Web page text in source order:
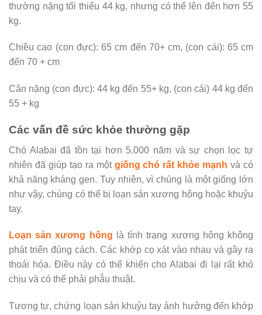
thường nặng tối thiểu 44 kg, nhưng có thể lên đến hơn 55
kg.
Chiều cao (con đực): 65 cm đến 70+ cm, (con cái): 65 cm
đến 70 + cm
Cân nặng (con đực): 44 kg đến 55+ kg, (con cái) 44 kg đến
55 + kg
Các vấn đề sức khỏe thường gặp
Chó Alabai đã tồn tại hơn 5.000 năm và sự chọn lọc tự
nhiên đã giúp tạo ra một giống chó rất khỏe mạnh và có
khả năng kháng gen. Tuy nhiên, vì chúng là một giống lớn
như vậy, chúng có thể bị loạn sản xương hông hoặc khuỷu
tay.
Loạn sản xương hông là tình trạng xương hông không
phát triển đúng cách. Các khớp cọ xát vào nhau và gây ra
thoái hóa. Điều này có thể khiến cho Alabai đi lại rất khó
chịu và có thể phải phẫu thuật.
Tương tự, chứng loạn sản khuỷu tay ảnh hưởng đến khớp